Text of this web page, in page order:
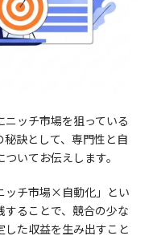
ッチ市場を狙っている
訣として、専門性と自
いてお伝えします。
ッチ市場×自動化」とい
ることで、競合の少な
た収益を生み出すこと